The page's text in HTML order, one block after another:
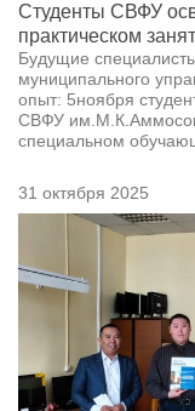
Студенты СВФУ
практическом
Будущие
муниципального
опыт: 5ноября
СВФУ
специальном
31 октября 2025